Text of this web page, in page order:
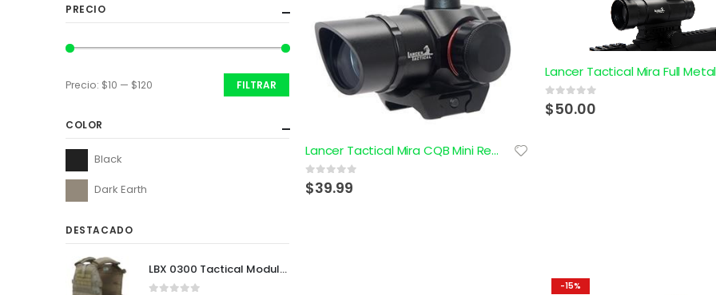
Lancer Tactical Mira CQB Mini Red/Green Dot
0out of 5
$39.99
0out of 5
$50.00
-15%
PRECIO
FILTRAR
Precio: $10 — $120
COLOR
Black
Dark Earth
DESTACADO
LBX 0300 Tactical Modular Plate Carrier